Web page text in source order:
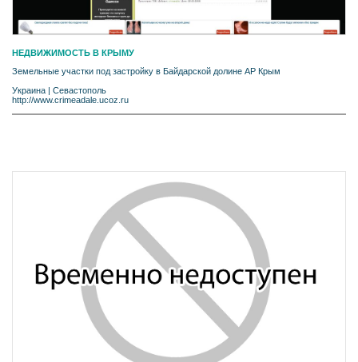
НЕДВИЖИМОСТЬ В КРЫМУ
Земельные участки под застройку в Байдарской долине АР Крым
Украина
Севастополь
http://www.crimeadale.ucoz.ru